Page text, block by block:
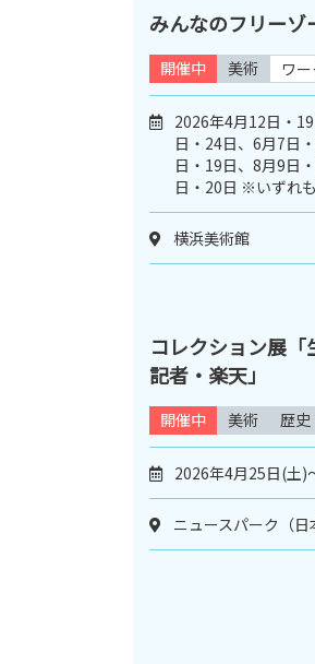
みんなのフリーゾ
開催中 美術 ワ
2026年4月12日・
日・24日、6月7日
日・19日、8月9日
日・20日 ※いずれ
横浜美術館
コレクション展
記者・楽天」
開催中 美術 歴
2026年4月25日(土)
ニュースパーク（日